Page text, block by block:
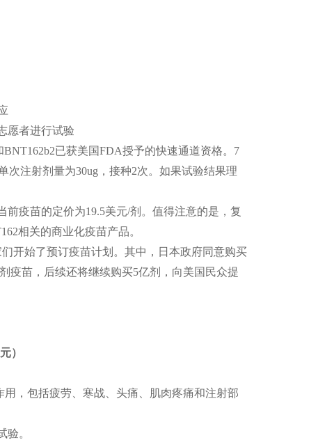
愿者进行试验
已获美国FDA授予的快速通道资格。7
次注射剂量为30ug，接种2次。如果试验结果理
前疫苗的定价为19.5美元/剂。值得注意的是，复
相关的商业化疫苗产品。
开始了预订疫苗计划。其中，日本政府同意购买
疫苗，后续还将继续购买5亿剂，向美国民众提
）
，包括疲劳、寒战、头痛、肌肉疼痛和注射部
验。